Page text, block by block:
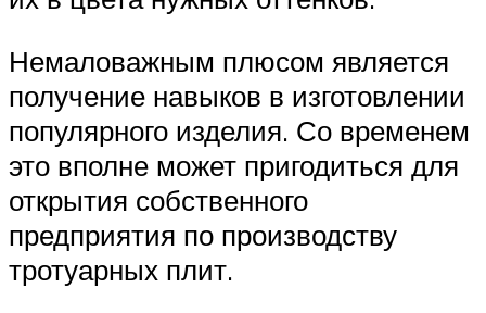
Немаловажным плюсом является
получение навыков в изготовлении
популярного изделия. Со временем
это вполне может пригодиться для
открытия собственного
предприятия по производству
тротуарных плит.